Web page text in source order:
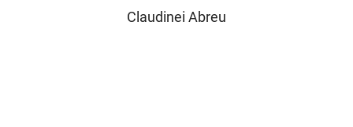
Claudinei Abreu